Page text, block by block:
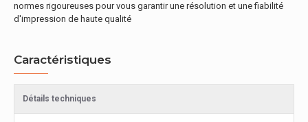
normes rigoureuses pour vous garantir une résolution et une fiabilité
d'impression de haute qualité
Caractéristiques
Détails techniques